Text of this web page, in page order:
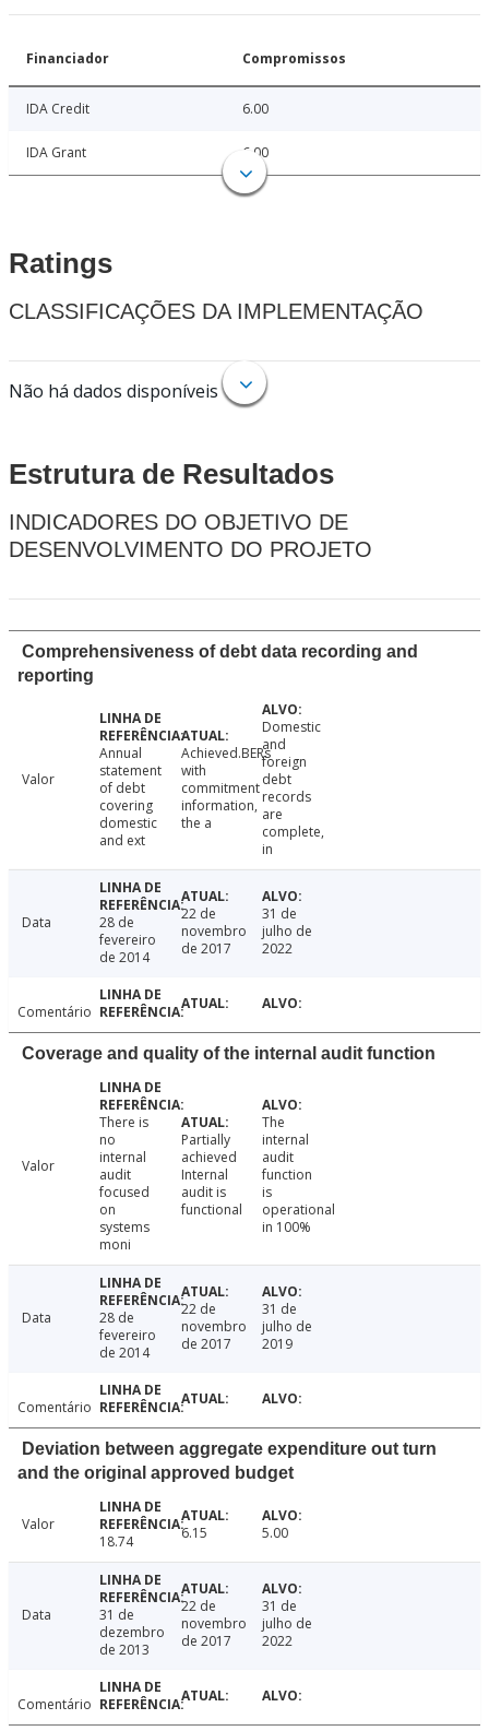
Financiador Compromissos
IDA Credit 6.00
IDA Grant 6.00
Ratings
CLASSIFICAÇÕES DA IMPLEMENTAÇÃO
Não há dados disponíveis
Estrutura de Resultados
INDICADORES DO OBJETIVO DE
DESENVOLVIMENTO DO PROJETO
Comprehensiveness of debt data recording and
reporting
Valor
Annual
statement
of debt
covering
domestic
and ext
Achieved.BERs
with
commitment
information,
the a
Domestic
and
foreign
debt
records
are
complete,
in
Data
28 de
fevereiro
de 2014
22 de
novembro
de 2017
31 de
julho de
2022
Comentário
Coverage and quality of the internal audit function
Valor
There is
no
internal
audit
focused
on
systems
moni
Partially
achieved
Internal
audit is
functional
The
internal
audit
function
is
operational
in 100%
Data
28 de
fevereiro
de 2014
22 de
novembro
de 2017
31 de
julho de
2019
Comentário
Deviation between aggregate expenditure out turn
and the original approved budget
Valor
18.74
6.15 5.00
Data
31 de
dezembro
de 2013
22 de
novembro
de 2017
31 de
julho de
2022
Comentário